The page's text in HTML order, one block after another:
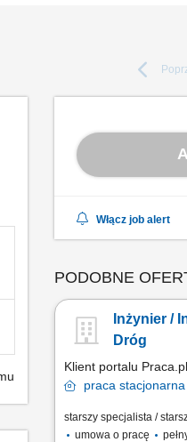
Włącz job alert
PODOBNE
Inżynier /
Dróg
Klient portalu Praca.pl
praca stacjonarna
starszy specjalista /
umowa o pracę